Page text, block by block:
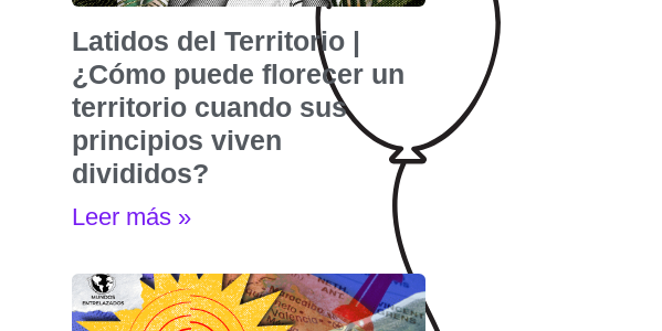
Latidos del Territorio |
¿Cómo puede florecer un
territorio cuando sus
principios viven
divididos?
Leer más »